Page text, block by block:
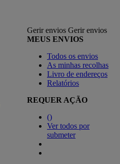
Gerir envios Gerir envios
MEUS ENVIOS
Todos os envios
As minhas recolhas
Livro de endereços
Relatórios
REQUER AÇÃO
()
Ver todos por
submeter